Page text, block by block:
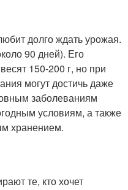
долго ждать урожая.
90 дней). Его
150-200 г, но при
могут достичь даже
заболеваниям
условиям, а также
хранением.
те, кто хочет